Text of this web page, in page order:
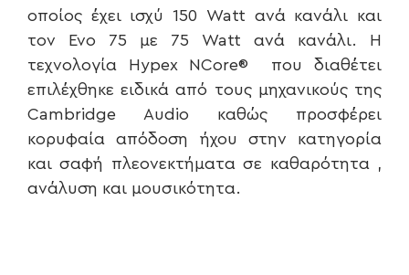
οποίος έχει ισχύ 150 Watt ανά κανάλι και
τον Evo 75 με 75 Watt ανά κανάλι. Η
τεχνολογία Hypex NCore® που διαθέτει
επιλέχθηκε ειδικά από τους μηχανικούς της
Cambridge Audio καθώς προσφέρει
κορυφαία απόδοση ήχου στην κατηγορία
και σαφή πλεονεκτήματα σε καθαρότητα ,
ανάλυση και μουσικότητα.